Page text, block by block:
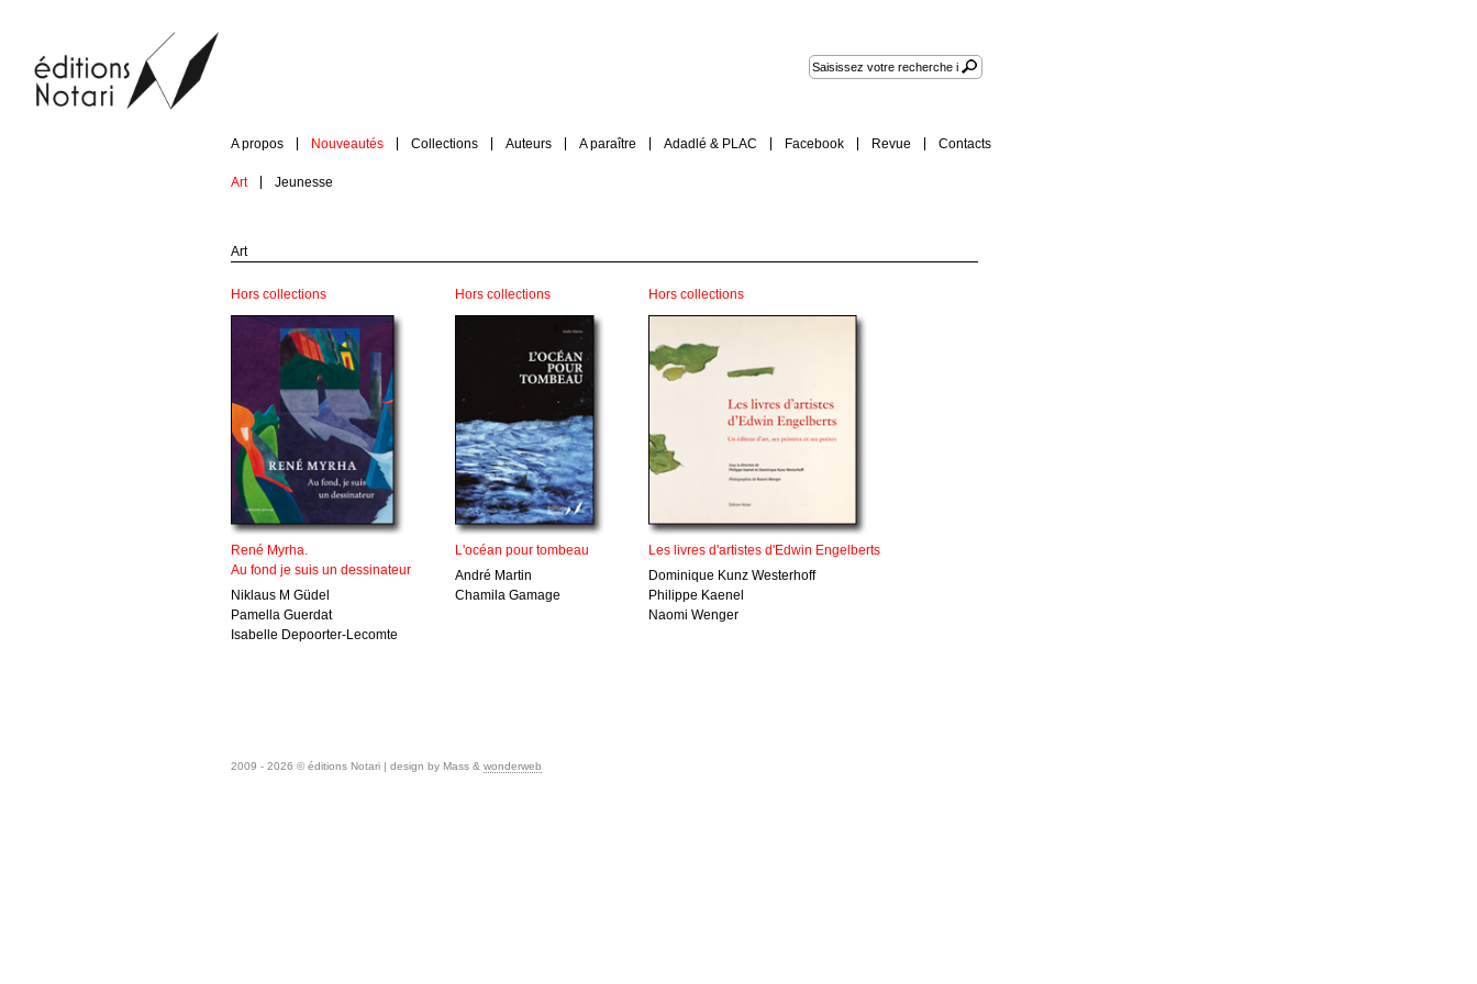
A propos Nouveautés
Art Jeunesse
Collections Auteurs A paraître Adadlé & PLAC Facebook Revue Contacts
Art
Hors collections
René Myrha.
Au fond je suis un dessinateur
Niklaus M Güdel
Pamella Guerdat
Isabelle Depoorter-Lecomte
Hors collections
L'océan pour tombeau
André Martin
Chamila Gamage
Hors collections
Les livres d'artistes d'Edwin Engelberts
Dominique Kunz Westerhoff
Philippe Kaenel
Naomi Wenger
2009 - 2026 © éditions Notari | design by Mass & wonderweb